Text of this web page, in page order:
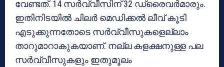
വേണ്ടത്. 14 സര്‍വ്വീസിന് 32 ഡ്രൈവര്‍മാരും.
ഇതിനിടയില്‍ ചിലര്‍ മെഡിക്കല്‍ ലീവ് കൂടി
എടുക്കുന്നതോടെ സര്‍വ്വീസുകളെല്ലാം
താറുമാറാകുകയാണ്. നല്ല കളക്ഷനുള്ള പല
സര്‍വ്വീസുകളും ഇതുമൂലം